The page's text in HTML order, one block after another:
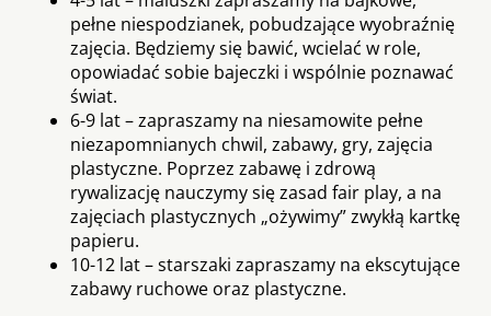
pełne niespodzianek, pobudzające wyobraźnię
zajęcia. Będziemy się bawić, wcielać w role,
opowiadać sobie bajeczki i wspólnie poznawać
świat.
6-9 lat – zapraszamy na niesamowite pełne
niezapomnianych chwil, zabawy, gry, zajęcia
plastyczne. Poprzez zabawę i zdrową
rywalizację nauczymy się zasad fair play, a na
zajęciach plastycznych „ożywimy” zwykłą kartkę
papieru.
10-12 lat – starszaki zapraszamy na ekscytujące
zabawy ruchowe oraz plastyczne.